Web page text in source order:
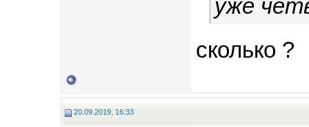
уже
сколько ?
20.09.2019, 16:33